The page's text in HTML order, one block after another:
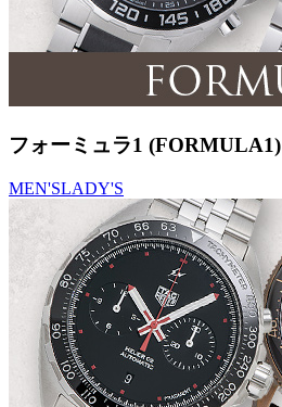
フォーミュラ1 (FORMULA1)
MEN'SLADY'S